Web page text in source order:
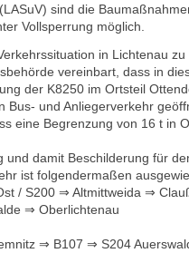
sind die
Vollsperrung möglich.
in Lichtenau zu
vereinbart, dass in
der K8250 im Ortsteil
Bus- und Anliegerverkehr
eine Begrenzung von 16 t in
und damit Beschilderung für
ist folgendermaßen
/ S200 ⇒ Altmittweida ⇒
⇒ Oberlichtenau
⇒ B107 ⇒ S204